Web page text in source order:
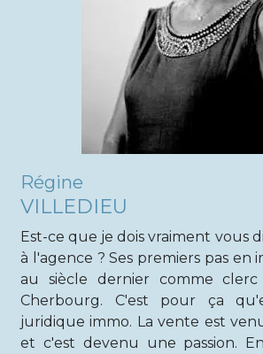
Régine
VILLEDIEU
Est-ce que je dois vraiment vous
à l'agence ? Ses premiers pas en
au siècle dernier comme
Cherbourg. C'est pour ça
juridique immo. La vente est
et c'est devenu une passion.